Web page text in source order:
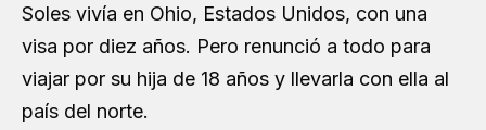
Soles vivía en Ohio, Estados Unidos, con una
visa por diez años. Pero renunció a todo para
viajar por su hija de 18 años y llevarla con ella al
país del norte.